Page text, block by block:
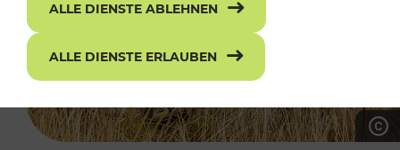
ALLE DIENSTE ABLEHNEN
ALLE DIENSTE ERLAUBEN